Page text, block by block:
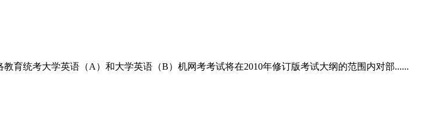
育统考大学英语（A）和大学英语（B）机网考考试将在2010年修订版考试大纲的范围内对部......